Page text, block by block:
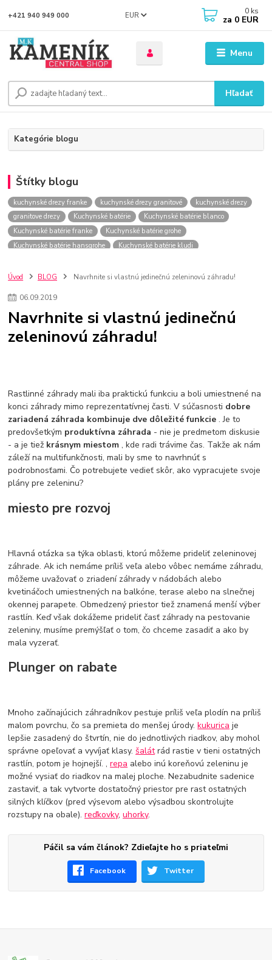
Menu
EUR
Hľadať
+421 940 949 000 0 ks
za 0 EUR
Kategórie blogu
Štítky blogu
kuchynské drezy franke kuchynské drezy granitové
kuchynské drezy
granitove drezy
Kuchynské batérie
Kuchynské batérie blanco
Kuchynské batérie franke
Kuchynské batérie grohe
Kuchynské batérie hansgrohe
Kuchynské batérie kludi
kuchynské batérie sagittarius
kuchynské batérie
vodovodné batérie
kuchynské drezy sety
kúpelňové batérie
vodovodné batérie do kúpelne kuchynske
drez
bidetové batérie
vaňové batérie
sprchové batérie
Zápustné umývadlá
sprchový záves
vodovodná batéria
čierna kúpelňová batéria
vaňa retro
voľne stojaca vaňa
retro kúpeľne
Nákup tovaru pre firmy bez DPH
Bez DPH
Ako znížiť náklady
Ako znížiť náklady na firmu
szco nakup bez dph
szco nakup bez dph nakupovanie na firmu bez dph
nákup bez dph v eu ň
Úvod BLOG Navrhnite si vlastnú jedinečnú zeleninovú záhradu!
06.09.2019
Navrhnite si vlastnú jedinečnú
zeleninovú záhradu!
Rastlinné záhrady mali iba praktickú funkciu a boli umiestnené na
konci záhrady mimo reprezentatívnej časti. V súčasnosti dobre
zariadená záhrada kombinuje dve dôležité funkcie. Je to
predovšetkým produktívna záhrada - nie je predmetom diskusie
- a je tiež krásnym miestom, kde radi trávime čas. Takže ak nám
záleží na multifunkčnosti, mali by sme to navrhnúť s
podrobnosťami. Čo potrebujete vedieť skôr, ako vypracujete svoje
plány pre zeleninu?
miesto pre rozvoj
Hlavná otázka sa týka oblasti, ktorú môžeme prideliť zeleninovej
záhrade. Ak ich nemáme príliš veľa alebo vôbec nemáme záhradu,
môžeme uvažovať o zriadení záhrady v nádobách alebo
kvetináčoch umiestnených na balkóne, terase alebo na slnečnej
okennej parapete. Obmedzený priestor tiež znamená menší výber
rastlín. Keď však dokážeme prideliť časť záhrady na pestovanie
zeleniny, musíme premýšľať o tom, čo chceme zasadiť a ako by
mala vyzerať.
Plunger on rabate
Mnoho začínajúcich záhradníkov pestuje príliš veľa plodín na príliš
malom povrchu, čo sa premieta do menšej úrody.kukurica je
lepšie zasadený do štvrtín, nie do jednotlivých riadkov, aby mohol
správne opeľovať a vyvíjať klasy.šalátrád rastie v tieni ostatných
rastlín, potom je hojnejší. ,repa alebo inú koreňovú zeleninu je
možné vysiať do riadkov na malej ploche. Nezabudnite sadenice
zastaviť, a tak vytvorte dostatočný priestor pre rast ostatných
silných klíčkov (pred výsevom alebo výsadbou skontrolujte
rozstupy na obale).reďkovky,uhorky.
Páčil sa vám článok? Zdieľajte ho s priateľmi
Facebook Twitter